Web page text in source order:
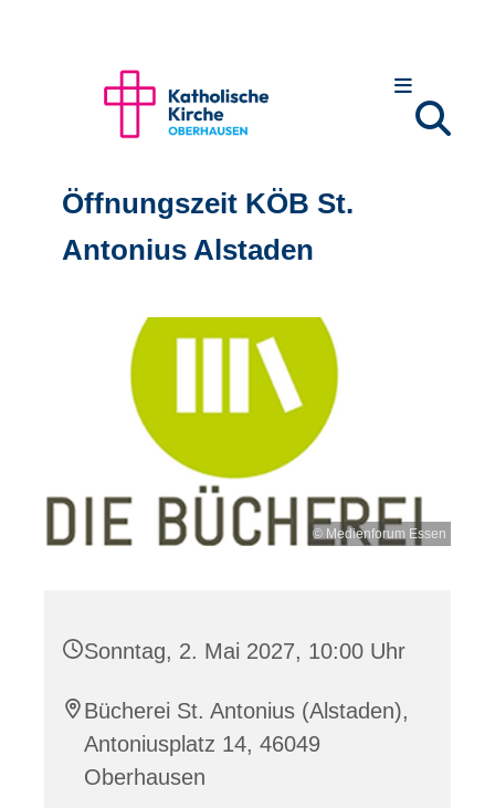
Öffnungszeit KÖB St.
Antonius Alstaden
© Medienforum Essen
Sonntag, 2. Mai 2027, 10:00 Uhr
Bücherei St. Antonius (Alstaden),
Antoniusplatz 14, 46049
Oberhausen